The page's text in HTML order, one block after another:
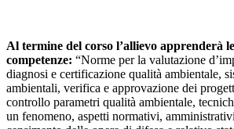
Al termine del corso l’allievo apprenderà
competenze: “Norme per la valutazione
diagnosi e certificazione qualità ambientale,
ambientali, verifica e approvazione dei
controllo parametri qualità ambientale,
un fenomeno, aspetti normativi,